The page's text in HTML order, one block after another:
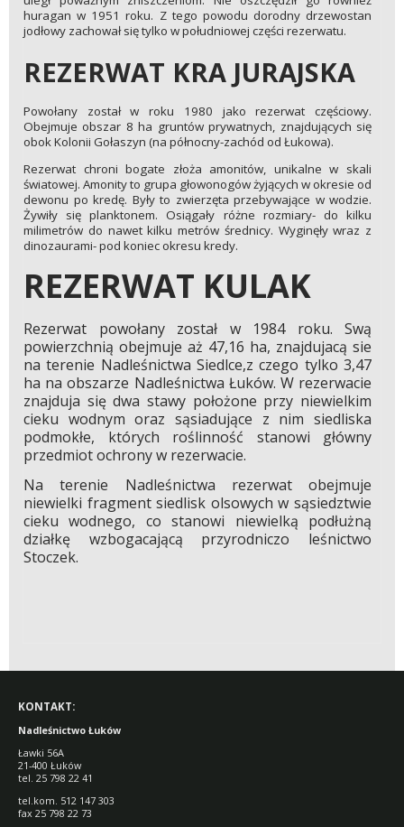
huragan w 1951 roku. Z tego powodu dorodny drzewostan
jodłowy zachował się tylko w południowej części rezerwatu.
REZERWAT KRA JURAJSKA
Powołany został w roku 1980 jako rezerwat częściowy.
Obejmuje obszar 8 ha gruntów prywatnych, znajdujących się
obok Kolonii Gołaszyn (na północny-zachód od Łukowa).
Rezerwat chroni bogate złoża amonitów, unikalne w skali
światowej. Amonity to grupa głowonogów żyjących w okresie od
dewonu po kredę. Były to zwierzęta przebywające w wodzie.
Żywiły się planktonem. Osiągały różne rozmiary- do kilku
milimetrów do nawet kilku metrów średnicy. Wyginęły wraz z
dinozaurami- pod koniec okresu kredy.
REZERWAT KULAK
Rezerwat powołany został w 1984 roku. Swą
powierzchnią obejmuje aż 47,16 ha, znajdujacą sie
na terenie Nadleśnictwa Siedlce,z czego tylko 3,47
ha na obszarze Nadleśnictwa Łuków. W rezerwacie
znajduja się dwa stawy położone przy niewielkim
cieku wodnym oraz sąsiadujące z nim siedliska
podmokłe, których roślinność stanowi główny
przedmiot ochrony w rezerwacie.
Na terenie Nadleśnictwa rezerwat obejmuje
niewielki fragment siedlisk olsowych w sąsiedztwie
cieku wodnego, co stanowi niewielką podłużną
działkę wzbogacającą przyrodniczo leśnictwo
Stoczek.
KONTAKT:
Nadleśnictwo Łuków
Ławki 56A
21-400 Łuków
tel. 25 798 22 41
tel.kom. 512 147 303
fax 25 798 22 73